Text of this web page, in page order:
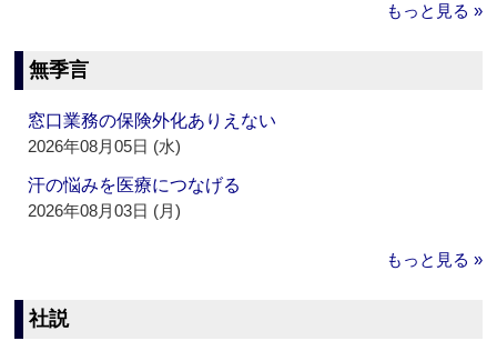
もっと見る »
無季言
窓口業務の保険外化ありえない
2026年08月05日 (水)
汗の悩みを医療につなげる
2026年08月03日 (月)
もっと見る »
社説